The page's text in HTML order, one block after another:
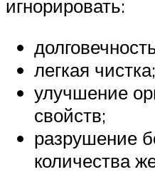
игнорировать:
легкая чистка;
улучшение
свойств;
разрушение
количества